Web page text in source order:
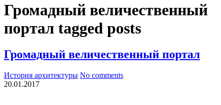
Громадный величественный
портал tagged posts
Громадный величественный портал
История архитектуры No comments
20.01.2017